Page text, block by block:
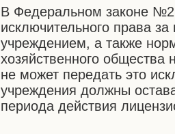
В Федеральном законе
исключительного права
учреждением, а также
хозяйственного общества
не может передать это
учреждения должны
периода действия